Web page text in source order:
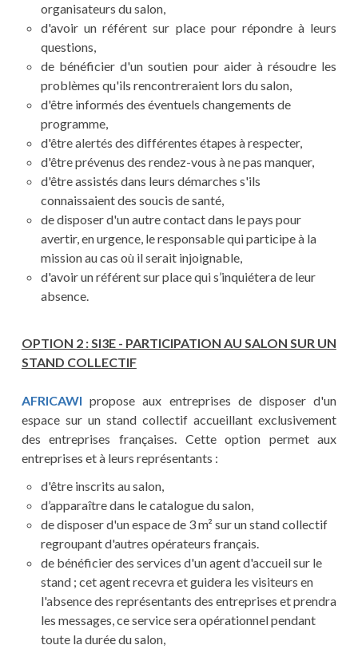
organisateurs du salon,
d'avoir un référent sur place pour répondre à leurs
questions,
de bénéficier d'un soutien pour aider à résoudre les
problèmes qu'ils rencontreraient lors du salon,
d'être informés des éventuels changements de
programme,
d'être alertés des différentes étapes à respecter,
d'être prévenus des rendez-vous à ne pas manquer,
d'être assistés dans leurs démarches s'ils
connaissaient des soucis de santé,
de disposer d'un autre contact dans le pays pour
avertir, en urgence, le responsable qui participe à la
mission au cas où il serait injoignable,
d'avoir un référent sur place qui s’inquiétera de leur
absence.
OPTION 2 : SI3E - PARTICIPATION AU SALON SUR UN
STAND COLLECTIF
AFRICAWIpropose aux entreprises de disposer d'un
espace sur un stand collectif accueillant exclusivement
des entreprises françaises. Cette option permet aux
entreprises et à leurs représentants :
d'être inscrits au salon,
d’apparaître dans le catalogue du salon,
de disposer d'un espace de 3 m² sur un stand collectif
regroupant d'autres opérateurs français.
de bénéficier des services d'un agent d'accueil sur le
stand ; cet agent recevra et guidera les visiteurs en
l'absence des représentants des entreprises et prendra
les messages, ce service sera opérationnel pendant
toute la durée du salon,